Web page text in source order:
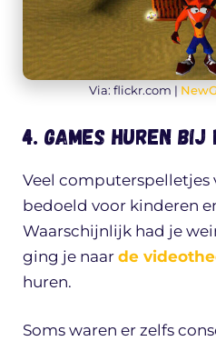
Via: flickr.com |
4. Games huren
Veel computerspelletjes
bedoeld voor kinderen
Waarschijnlijk had je
ging je naar de
huren.
Soms waren er zelfs